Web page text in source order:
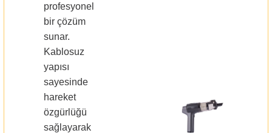
profesyonel
bir çözüm
sunar.
Kablosuz
yapısı
sayesinde
hareket
özgürlüğü
sağlayarak